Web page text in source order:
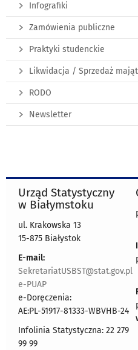
Infografiki
Zamówienia publiczne
Praktyki studenckie
Likwidacja / Sprzedaż
RODO
Newsletter
Urząd Statystyczny
w Białymstoku
ul. Krakowska 13
15-875 Białystok
E-mail:
SekretariatUSBST@stat.gov.pl
e-PUAP
e-Doręczenia:
AE:PL-51917-81333-WBVHB-24
Infolinia Statystyczna: 22 279
99 99